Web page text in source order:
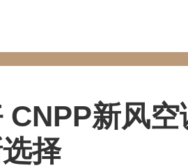
CNPP新风空
择